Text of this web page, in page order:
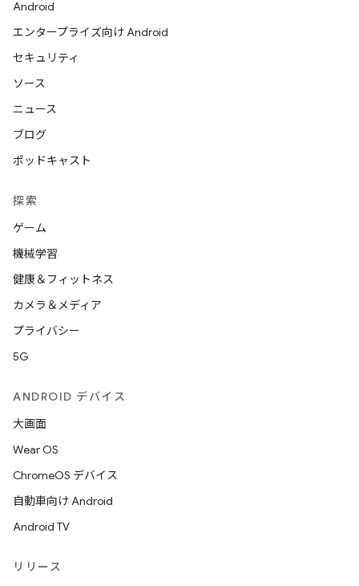
Android
エンタープライズ向け Android
セキュリティ
ソース
ニュース
ブログ
ポッドキャスト
探索
ゲーム
機械学習
健康＆フィットネス
カメラ＆メディア
プライバシー
5G
ANDROID デバイス
大画面
Wear OS
ChromeOS デバイス
自動車向け Android
Android TV
リリース